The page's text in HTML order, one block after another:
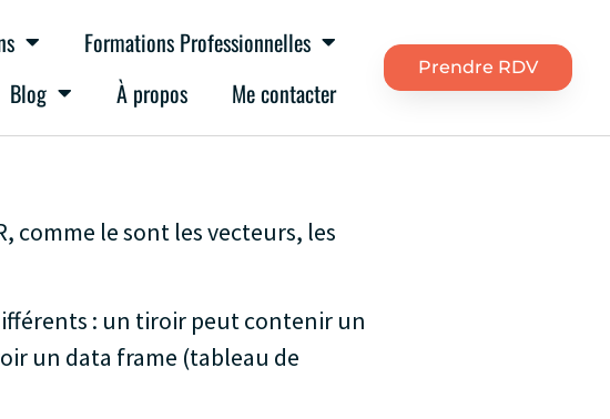
Formations Professionnelles
Blog À propos Me contacter
Prendre RDV
comme le sont les vecteurs, les
: un tiroir peut contenir un
un data frame (tableau de